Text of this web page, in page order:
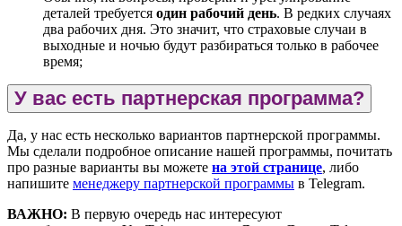
деталей требуется один рабочий день. В редких случаях
два рабочих дня. Это значит, что страховые случаи в
выходные и ночью будут разбираться только в рабочее
время;
У вас есть партнерская программа?
Да, у нас есть несколько вариантов партнерской программы.
Мы сделали подробное описание нашей программы, почитать
про разные варианты вы можете на этой странице, либо
напишите менеджеру партнерской программы в Telegram.
ВАЖНО: В первую очередь нас интересуют